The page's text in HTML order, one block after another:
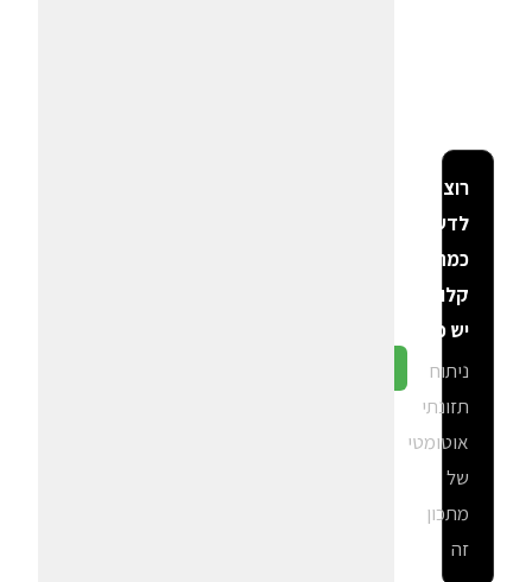
רוצה
לדעת
כמה
קלוריות
יש פה?
ניתוח
תזונתי
אוטומטי
של
מתכון
זה